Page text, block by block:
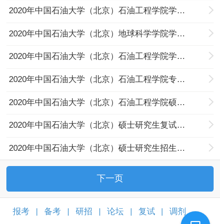
2020年中国石油大学（北京）石油工程学院学术硕士复试细则（第一志愿）
2020年中国石油大学（北京）地球科学学院学术型、专业型硕士研究生招生复试细则
2020年中国石油大学（北京）石油工程学院学术硕士复试细则（第一志愿）
2020年中国石油大学（北京）石油工程学院专业硕士复试细则（第一志愿）
2020年中国石油大学（北京）石油工程学院硕士研究生复试名单（第一志愿考生）
2020年中国石油大学（北京）硕士研究生复试录取工作问答
2020年中国石油大学（北京）硕士研究生招生考试复试公告
下一页
报考 备考 研招 论坛 复试 调剂